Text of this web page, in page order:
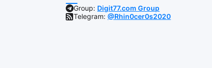
Group: Digit77.com Group
Telegram:@Rhin0cer0s2020